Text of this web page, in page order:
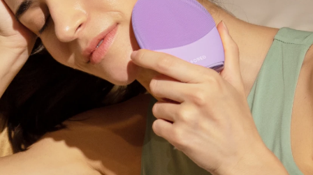
Användarprofil
Mina enheter
Mina beställningar
Mina adresser
Mina prenumerationer
FAQ™ Pure Beauty-Tech Elixir
BREAKING NEWS
issa™ Teeth Whitening Set
Språk
English Deutsch
Español
Français
Italiano
Português
Svenska
Русский
Türkçe
简体中文 繁體中文